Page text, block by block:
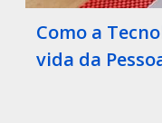
Como a
vida da